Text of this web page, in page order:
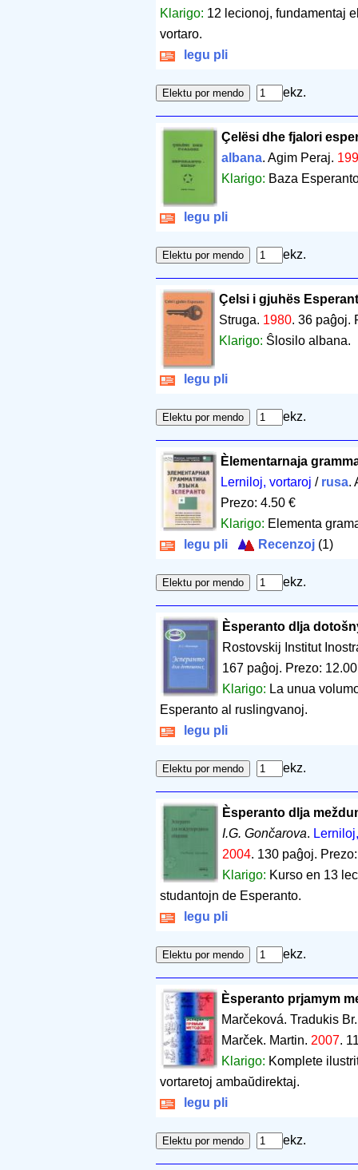
Klarigo: 12 lecionoj, fundamentaj
vortaro.
legu pli
ekz.
Çelësi dhe fjalori
albana. Agim Peraj.
Klarigo: Baza
legu pli
ekz.
Çelsi i gjuhës
Struga. 1980.36 paĝoj.
Klarigo: Ŝlosilo albana.
legu pli
ekz.
Èlementarnaja
Lerniloj, vortaroj / rusa.
Prezo: 4.50 €
Klarigo: Elementa
legu pli
Recenzoj (1)
ekz.
Èsperanto dlja
Rostovskij Institut
167 paĝoj. Prezo:
Klarigo: La unua
Esperanto al ruslingvanoj.
legu pli
ekz.
Èsperanto dlja
I.G. Gončarova.
2004. 130 paĝoj.
Klarigo: Kurso en 13
studantojn de Esperanto.
legu pli
ekz.
Èsperanto prjamym
Marčeková. Tradukis
Marček. Martin. 2007.
Klarigo: Komplete
vortaretoj ambaŭdirektaj.
legu pli
ekz.